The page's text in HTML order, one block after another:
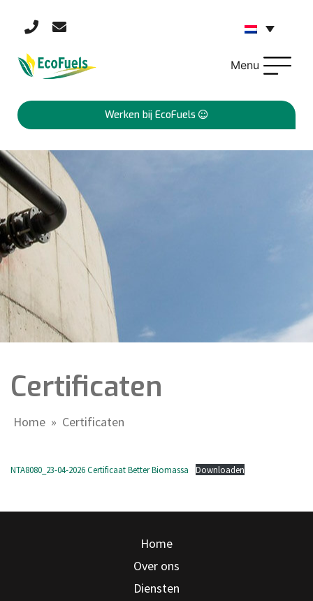
Menu
Werken bij EcoFuels
Certificaten
Home » Certificaten
NTA8080_23-04-2026 Certificaat Better Biomassa Downloaden
Home
Over ons
Diensten